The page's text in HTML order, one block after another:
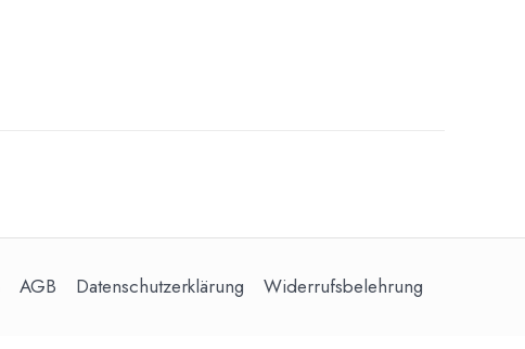
AGB Datenschutzerklärung Widerrufsbelehrung